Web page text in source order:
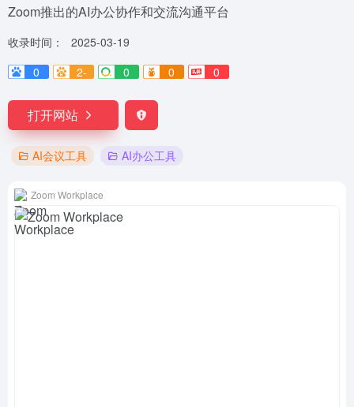
Zoom推出的AI办公协作和交流沟通平台
收录时间：
2025-03-19
0
2- 0 0 0
打开网站
AI会议工具 AI办公工具
Zoom Workplace